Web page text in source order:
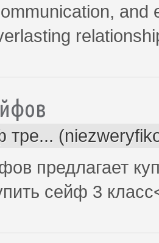
тре...
предлагает
сейф 3